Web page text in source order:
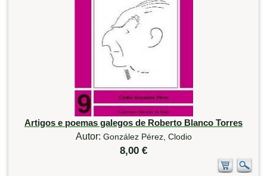
Artigos e poemas galegos de Roberto Blanco Torres
Autor: González Pérez, Clodio
8,00 €